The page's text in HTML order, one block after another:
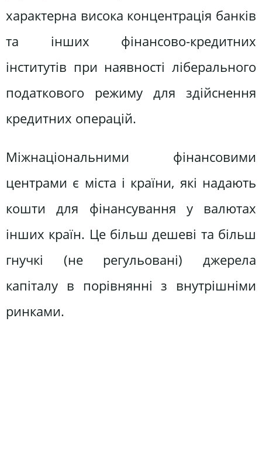
характерна висока концентрація банків
та інших фінансово-кредитних
інститутів при наявності ліберального
податкового режиму для здійснення
кредитних операцій.
Міжнаціональними фінансовими
центрами є міста і країни, які надають
кошти для фінансування у валютах
інших країн. Це більш дешеві та більш
гнучкі (не регульовані) джерела
капіталу в порівнянні з внутрішніми
ринками.